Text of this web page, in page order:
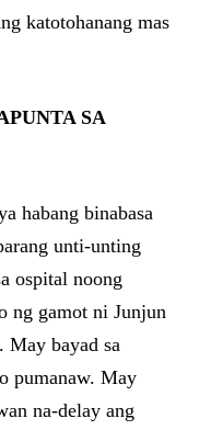
katotohanang mas
SA
habang binabasa
unti-unting
ospital noong
ng gamot ni Junjun
May bayad sa
pumanaw. May
na-delay ang